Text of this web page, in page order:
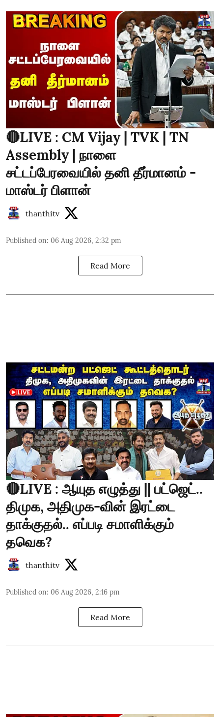
🔴LIVE : CM Vijay | TVK | TN
Assembly | நாளை
சட்டப்பேரவையில் தனி தீர்மானம் -
மாஸ்டர் பிளான்
thanthitv
Published on: 06 Aug 2026, 2:32 pm
Read More
🔴LIVE : ஆயுத எழுத்து || பட்ஜெட்..
திமுக, அதிமுக-வின் இரட்டை
தாக்குதல்.. எப்படி சமாளிக்கும்
தவெக?
thanthitv
Published on: 06 Aug 2026, 2:16 pm
Read More